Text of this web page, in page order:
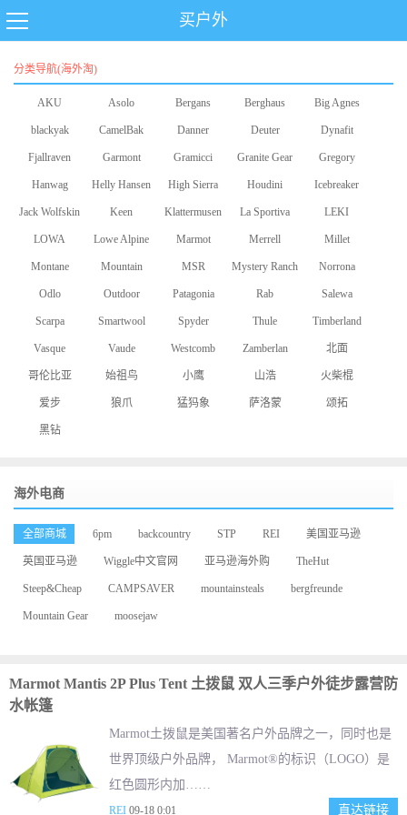
买户外
分类导航(海外淘)
AKU Asolo Bergans Berghaus Big Agnes
blackyak CamelBak Danner Deuter Dynafit
Fjallraven Garmont Gramicci Granite Gear Gregory
Hanwag Helly Hansen High Sierra Houdini Icebreaker
Jack Wolfskin Keen Klattermusen La Sportiva LEKI
LOWA Lowe Alpine Marmot Merrell Millet
Montane Mountain
Equipment
MSR Mystery Ranch Norrona
Odlo Outdoor
Research
Patagonia Rab Salewa
Scarpa Smartwool Spyder Thule Timberland
Vasque Vaude Westcomb Zamberlan 北面
哥伦比亚 始祖鸟 小鹰 山浩 火柴棍
爱步 狼爪 猛犸象 萨洛蒙 颂拓
黑钻
海外电商
全部商城 6pm backcountry STP REI 美国亚马逊
英国亚马逊 Wiggle中文官网 亚马逊海外购 TheHut
Steep&Cheap CAMPSAVER mountainsteals bergfreunde
Mountain Gear moosejaw
Marmot Mantis 2P Plus Tent 土拨鼠 双人三季户外徒步露营防
水帐篷
Marmot土拨鼠是美国著名户外品牌之一，同时也是
世界顶级户外品牌， Marmot®的标识（LOGO）是
红色圆形内加……
REI 09-18 0:01 直达链接